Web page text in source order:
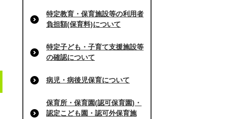
特定教育・保育施設等の利用者
負担額(保育料)について
特定子ども・子育て支援施設等
の確認について
病児・病後児保育について
保育所・保育園(認可保育園)・
認定こども園・認可外保育施